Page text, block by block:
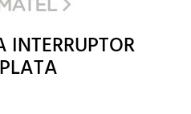
INTERRUPTOR